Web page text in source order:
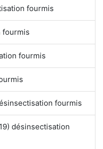
fourmis
fourmis
fourmis
fourmis
désinsectisation